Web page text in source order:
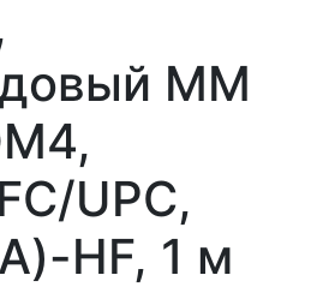
MM
UPC,
HF, 1 м